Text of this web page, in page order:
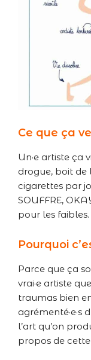
Ce que ça
Un·e artiste ça
drogue, boit de
cigarettes par
SOUFFRE,
pour les faibles.
Pourquoi
Parce que ça
vrai·e artiste
traumas bien
agrémenté·e·s
l’art qu’on
propos de